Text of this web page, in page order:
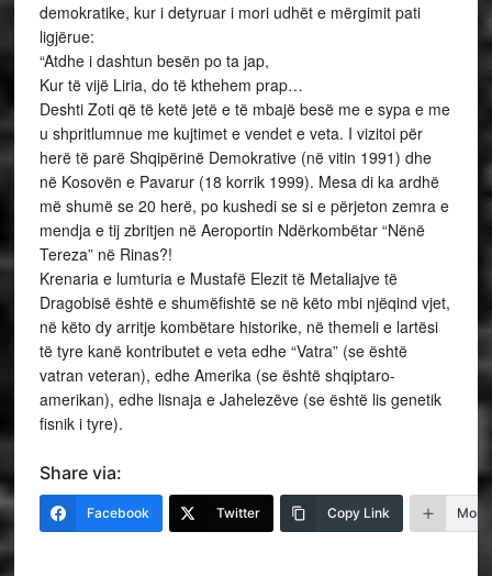
demokratike, kur i detyruar i mori udhët e mërgimit pati
ligjërue:
“Atdhe i dashtun besën po ta jap,
Kur të vijë Liria, do të kthehem prap…
Deshti Zoti që të ketë jetë e të mbajë besë me e sypa e me
u shpritlumnue me kujtimet e vendet e veta. I vizitoi për
herë të parë Shqipërinë Demokrative (në vitin 1991) dhe
në Kosovën e Pavarur (18 korrik 1999). Mesa di ka ardhë
më shumë se 20 herë, po kushedi se si e përjeton zemra e
mendja e tij zbritjen në Aeroportin Ndërkombëtar “Nënë
Tereza” në Rinas?!
Krenaria e lumturia e Mustafë Elezit të Metaliajve të
Dragobisë është e shumëfishtë se në këto mbi njëqind vjet,
në këto dy arritje kombëtare historike, në themeli e lartësi
të tyre kanë kontributet e veta edhe “Vatra” (se është
vatran veteran), edhe Amerika (se është shqiptaro-
amerikan), edhe lisnaja e Jahelezëve (se është lis genetik
fisnik i tyre).
Share via:
Facebook Twitter Copy Link More